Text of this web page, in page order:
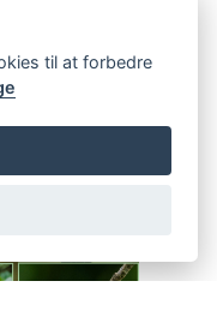
til at forbedre